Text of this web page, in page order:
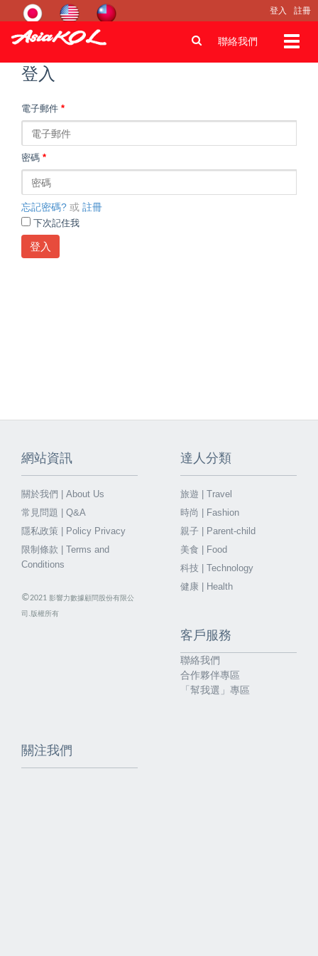
登入 註冊
聯絡我們
登入
電子郵件 *
密碼 *
忘記密碼? 或 註冊
下次記住我
登入
網站資訊
關於我們 | About Us
常見問題 | Q&A
隱私政策 | Policy Privacy
限制條款 | Terms and
Conditions
©2021 影響力數據顧問股份有限公
司.版權所有
達人分類
旅遊 | Travel
時尚 | Fashion
親子 | Parent-child
美食 | Food
科技 | Technology
健康 | Health
客戶服務
聯絡我們
合作夥伴專區
「幫我選」專區
關注我們